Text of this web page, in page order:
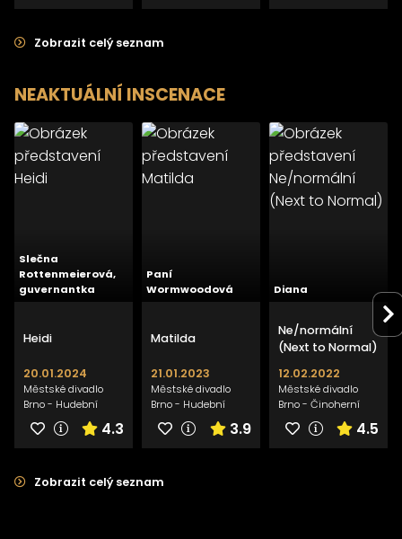
Zobrazit celý seznam
NEAKTUÁLNÍ INSCENACE
Slečna
Rottenmeierová,
guvernantka
>
Heidi
20.01.2024
Městské divadlo
Brno - Hudební
scéna
4.3
Paní
Wormwoodová
>
Matilda
21.01.2023
Městské divadlo
Brno - Hudební
scéna
3.9
Diana
>
Ne/normální
(Next to Normal)
12.02.2022
Městské divadlo
Brno - Činoherní
scéna
4.5
Zobrazit celý seznam